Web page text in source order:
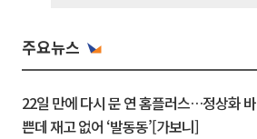
주요뉴스
22일 만에 다시 문 연 홈플러스…정상화 바
쁜데 재고 없어 ‘발동동’[가보니]